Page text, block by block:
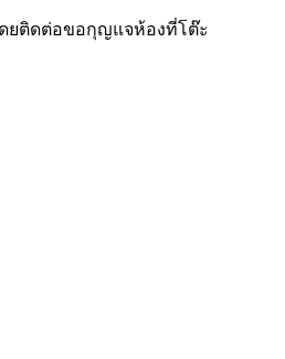
ดยติดต่อขอกุญแจห้องที่โต๊ะ